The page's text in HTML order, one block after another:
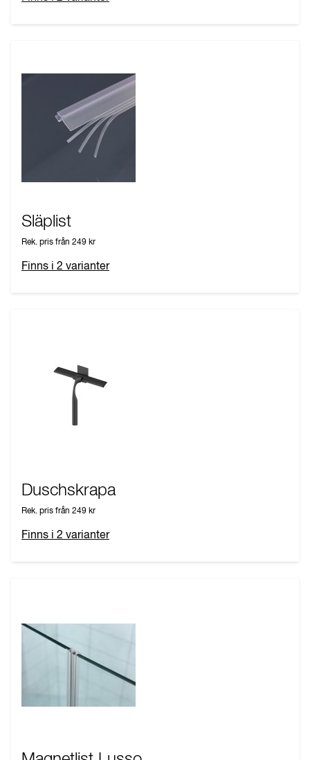
Släplist
Rek. pris från 249 kr
Finns i 2 varianter
Duschskrapa
Rek. pris från 249 kr
Finns i 2 varianter